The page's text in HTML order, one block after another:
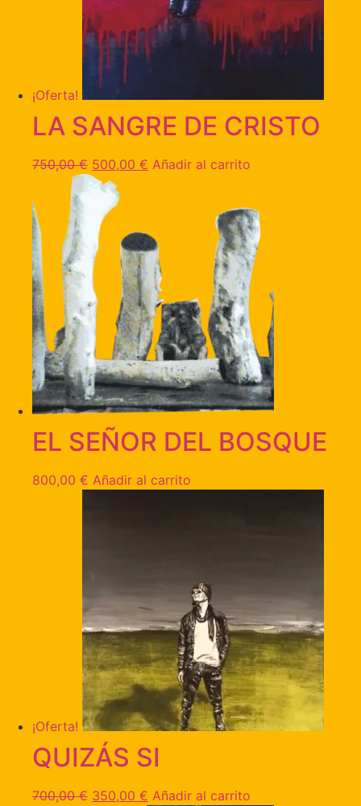
¡Oferta!
LA SANGRE DE CRISTO
750,00€ 500,00 € Añadir al carrito
EL SEÑOR DEL BOSQUE
800,00 € Añadir al carrito
¡Oferta!
QUIZÁS SI
700,00€ 350,00 € Añadir al carrito